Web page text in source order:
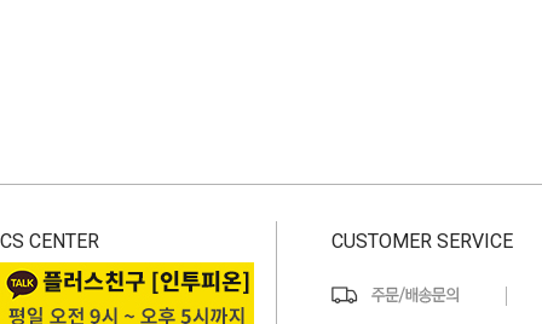
CS CENTER CUSTOMER SERVICE